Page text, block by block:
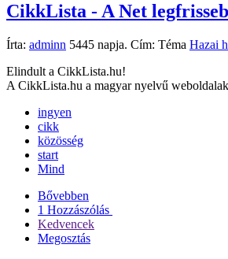
CikkLista - A Net
Írta: adminn 5445 napja. Cím: Téma Hazai
Elindult a CikkLista.hu!
A CikkLista.hu a magyar nyelvű
ingyen
cikk
közösség
start
Mind
Bővebben
1 Hozzászólás
Kedvencek
Megosztás